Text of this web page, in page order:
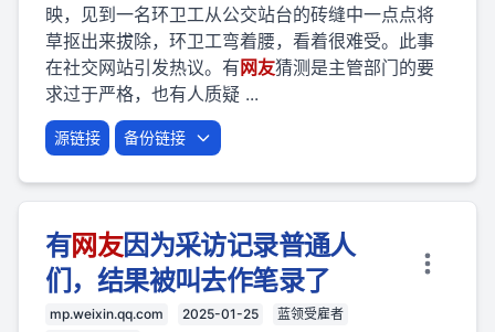
映，见到一名环卫工从公交站台的砖缝中一点点将
草抠出来拔除，环卫工弯着腰，看着很难受。此事
在社交网站引发热议。有 网友猜测是主管部门的要
求过于严格，也有人质疑 ...
源链接 备份链接
有网友因为采访记录普通人
们，结果被叫去作笔录了
mp.weixin.qq.com 2025-01-25
蓝领受雇者